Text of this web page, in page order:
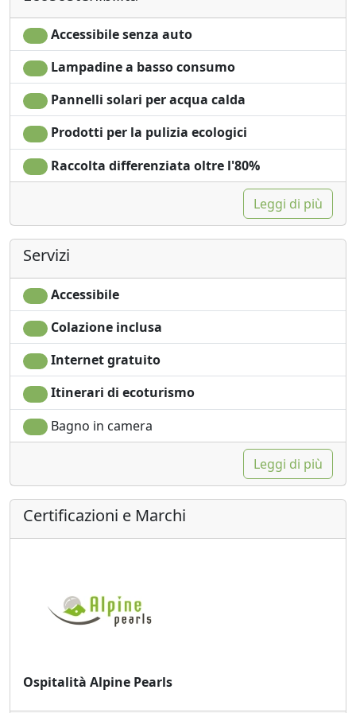
Asciugamani
Lenzuola
Macchina per il caffé
Vista giardino
indipendente
Accessibile senza auto
Lampadine a basso consumo
Pannelli solari per acqua calda
Prodotti per la pulizia ecologici
Raccolta differenziata oltre l'80%
Leggi di più
Servizi
Accessibile
Colazione inclusa
Internet gratuito
Itinerari di ecoturismo
Bagno in camera
Leggi di più
Certificazioni e Marchi
Ospitalità Alpine Pearls